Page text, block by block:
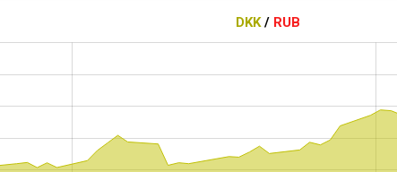
DKK/ RUB